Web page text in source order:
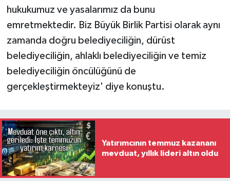
hukukumuz ve yasalarımız da bunu
emretmektedir. Biz Büyük Birlik Partisi olarak aynı
zamanda doğru belediyeciliğin, dürüst
belediyeciliğin, ahlaklı belediyeciliğin ve temiz
belediyeciliğin öncülüğünü de
gerçekleştirmekteyiz' diye konuştu.
Yatırımcının temmuz kazananı
mevduat, yıllık lideri altın oldu